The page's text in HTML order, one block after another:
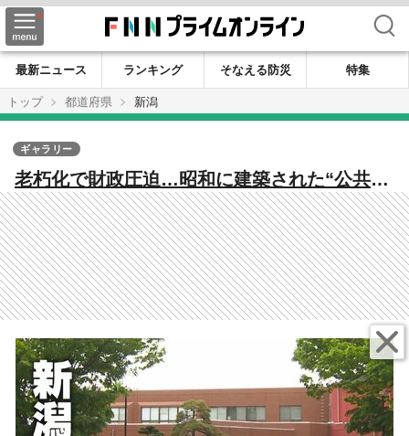
検索
最新ニュース ランキング そなえる防災
特集
トップ
都道府県 新潟
老朽化で財政圧迫…昭和に建築された“公共施
設” 人口減少が進む中で次の世代にどう引き継
ぐ？新潟市が再編に本腰
ギャラリー